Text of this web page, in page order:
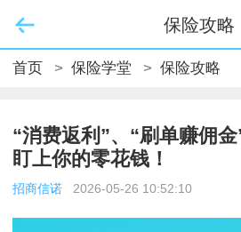
保险攻略
首页 > 保险学堂 > 保险攻略
“消费返利”、“刷单赚佣
盯上你的零花钱！
招商信诺 2026-05-26 10:52:10